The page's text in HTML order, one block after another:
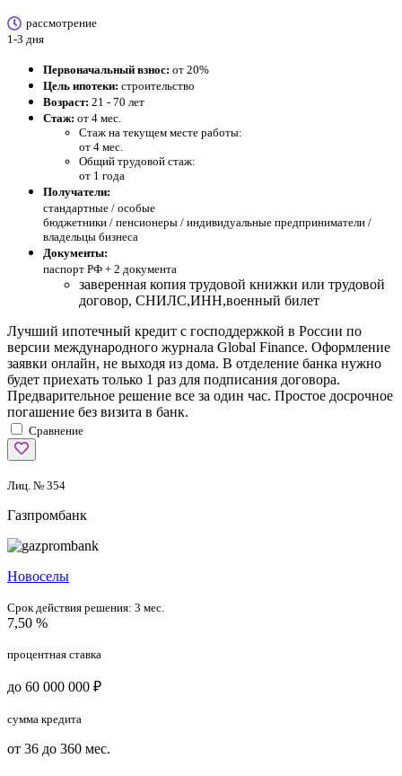
рассмотрение
1-3 дня
Первоначальный взнос: от 20%
Цель ипотеки: строительство
Возраст: 21 - 70 лет
Стаж: от 4 мес.
Стаж на текущем месте работы:
от 4 мес.
Общий трудовой стаж:
от 1 года
Получатели:
стандартные / особые
бюджетники / пенсионеры / индивидуальные предприниматели /
владельцы бизнеса
Документы:
паспорт РФ + 2 документа
заверенная копия трудовой книжки или трудовой
договор, СНИЛС,ИНН,военный билет
Лучший ипотечный кредит с господдержкой в России по
версии международного журнала Global Finance. Оформление
заявки онлайн, не выходя из дома. В отделение банка нужно
будет приехать только 1 раз для подписания договора.
Предварительное решение все за один час. Простое досрочное
погашение без визита в банк.
Сравнение
Лиц. № 354
Газпромбанк
Новоселы
Срок действия решения: 3 мес.
7,50 %
процентная ставка
до 60 000 000 ₽
сумма кредита
от 36 до 360 мес.